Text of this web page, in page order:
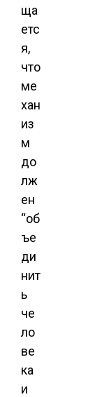
ща
етс
я,
что
ме
хан
из
м
до
лж
ен
“об
ъе
ди
нит
ь
че
ло
ве
ка
и